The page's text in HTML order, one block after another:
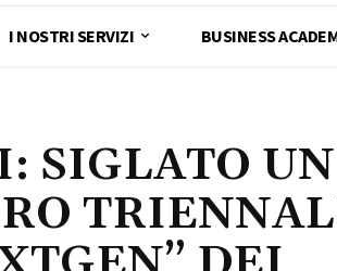
I NOSTRI SERVIZI BUSINESS
SIGLATO UN